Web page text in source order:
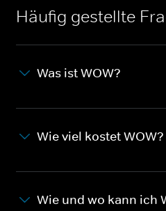
Häufig gestellte
Was ist WOW?
Wie viel kostet WOW?
Wie und wo kann ich